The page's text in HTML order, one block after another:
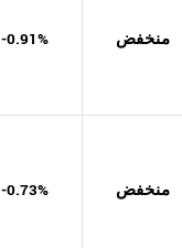
-0.91% منخفض
-0.73% منخفض